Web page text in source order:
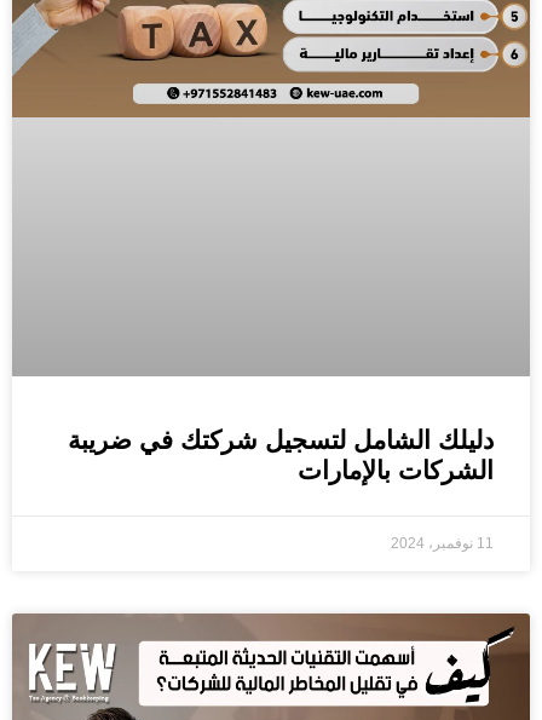
دليلك الشامل لتسجيل شركتك في ضريبة
الشركات بالإمارات
11 نوفمبر، 2024